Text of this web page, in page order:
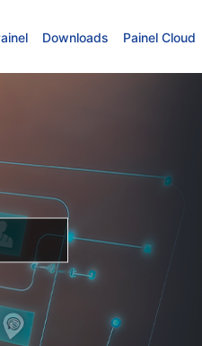
Downloads Painel Cloud